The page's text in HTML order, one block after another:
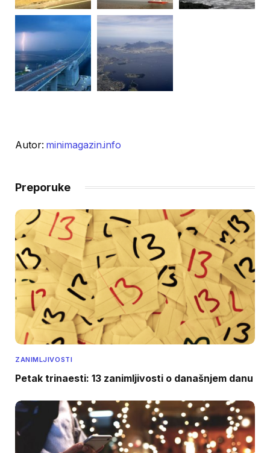
Autor: minimagazin.info
Preporuke
ZANIMLJIVOSTI
Petak trinaesti: 13 zanimljivosti o današnjem danu